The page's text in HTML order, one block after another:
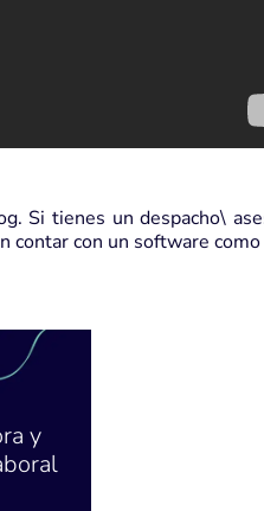
Si tienes un despacho\
contar con un software como
y